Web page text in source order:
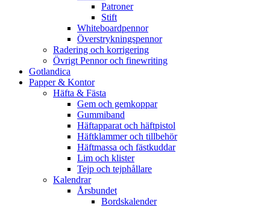
Patroner
Stift
Whiteboardpennor
Överstrykningspennor
Radering och korrigering
Övrigt Pennor och finewriting
Gotlandica
Papper & Kontor
Häfta & Fästa
Gem och gemkoppar
Gummiband
Häftapparat och häftpistol
Häftklammer och tillbehör
Häftmassa och fästkuddar
Lim och klister
Tejp och tejphållare
Kalendrar
Årsbundet
Bordskalender